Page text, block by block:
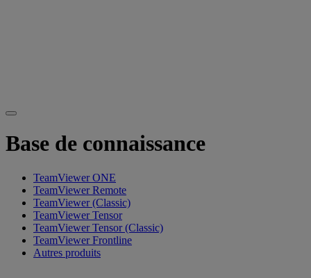
Base de connaissance
TeamViewer ONE
TeamViewer Remote
TeamViewer (Classic)
TeamViewer Tensor
TeamViewer Tensor (Classic)
TeamViewer Frontline
Autres produits